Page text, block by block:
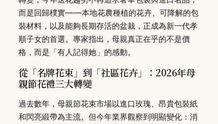
而是回歸樸實——本地花農種植的花卉、可降解的包
裝材料，以及能夠長期存活的盆栽，正成為新一代孝
順子女的首選。專家指出，母親真正在乎的不是價
格，而是「有人記得她」的感動。
從「名牌花束」到「社區花卉」：2026年母
親節花禮三大轉變
過去數年，母親節花束市場以進口玫瑰、昂貴包裝紙
和閃亮緞帶為主流。但今年業界觀察到明顯變化：消